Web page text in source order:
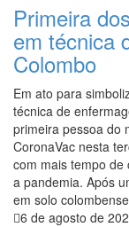
Primeira
em técnica
Colombo
Em ato para
técnica de
primeira pessoa do
CoronaVac nesta
com mais tempo
a pandemia. Após
em solo
6 de agosto de